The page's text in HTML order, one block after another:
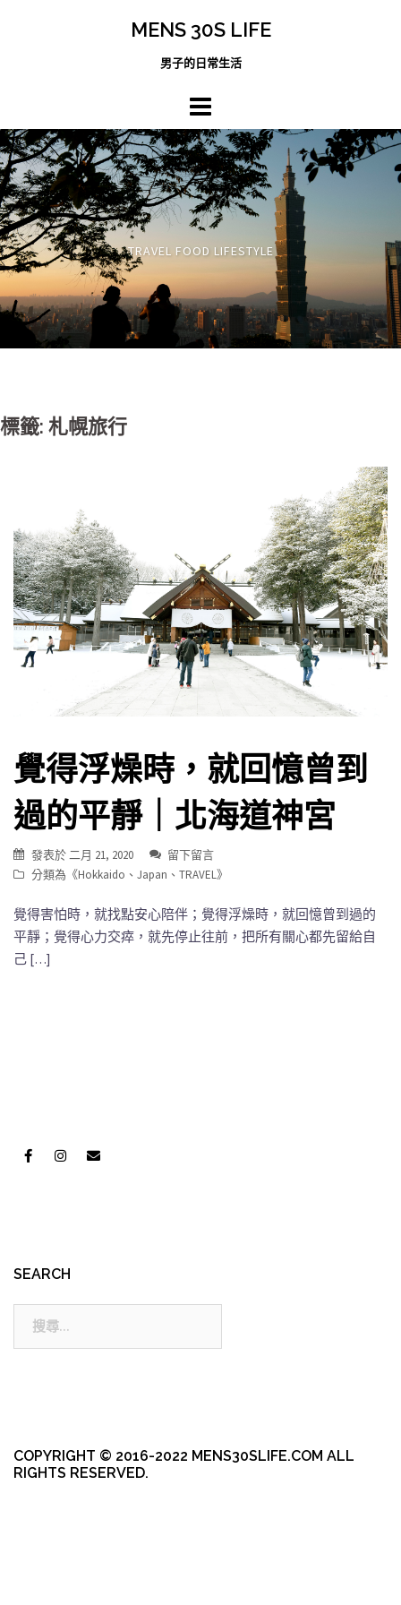
MENS 30S LIFE
男子的日常生活
TRAVEL FOOD LIFESTYLE
標籤: 札幌旅行
覺得浮燥時，就回憶曾到
過的平靜｜北海道神宮
發表於二月 21, 2020
留下留言
分類為《Hokkaido 、 Japan 、 TRAVEL》
覺得害怕時，就找點安心陪伴；覺得浮燥時，就回憶曾到過的
平靜；覺得心力交瘁，就先停止往前，把所有關心都先留給自
己 […]
SEARCH
COPYRIGHT © 2016-2022 MENS30SLIFE.COM ALL
RIGHTS RESERVED.